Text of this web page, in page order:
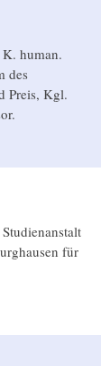
human.
des
Preis, Kgl.
für